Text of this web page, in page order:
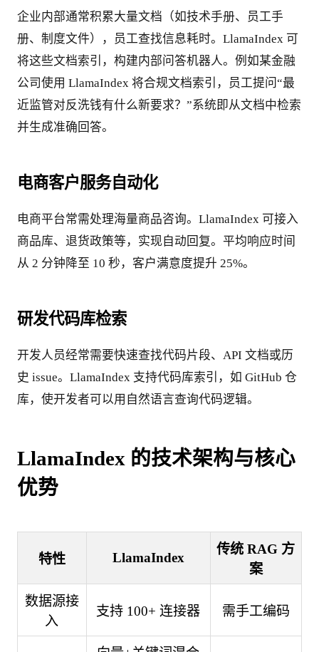
企业内部通常积累大量文档（如技术手册、员工手
册、制度文件），员工查找信息耗时。LlamaIndex 可
将这些文档索引，构建内部问答机器人。例如某金融
公司使用 LlamaIndex 将合规文档索引，员工提问“最
近监管对反洗钱有什么新要求？”系统即从文档中检索
并生成准确回答。
电商客户服务自动化
电商平台常需处理海量商品咨询。LlamaIndex 可接入
商品库、退货政策等，实现自动回复。平均响应时间
从 2 分钟降至 10 秒，客户满意度提升 25%。
研发代码库检索
开发人员经常需要快速查找代码片段、API 文档或历
史 issue。LlamaIndex 支持代码库索引，如 GitHub 仓
库，使开发者可以用自然语言查询代码逻辑。
LlamaIndex 的技术架构与核心
优势
特性 LlamaIndex
传统 RAG 方
案
数据源接
入
支持 100+ 连接器 需手工编码